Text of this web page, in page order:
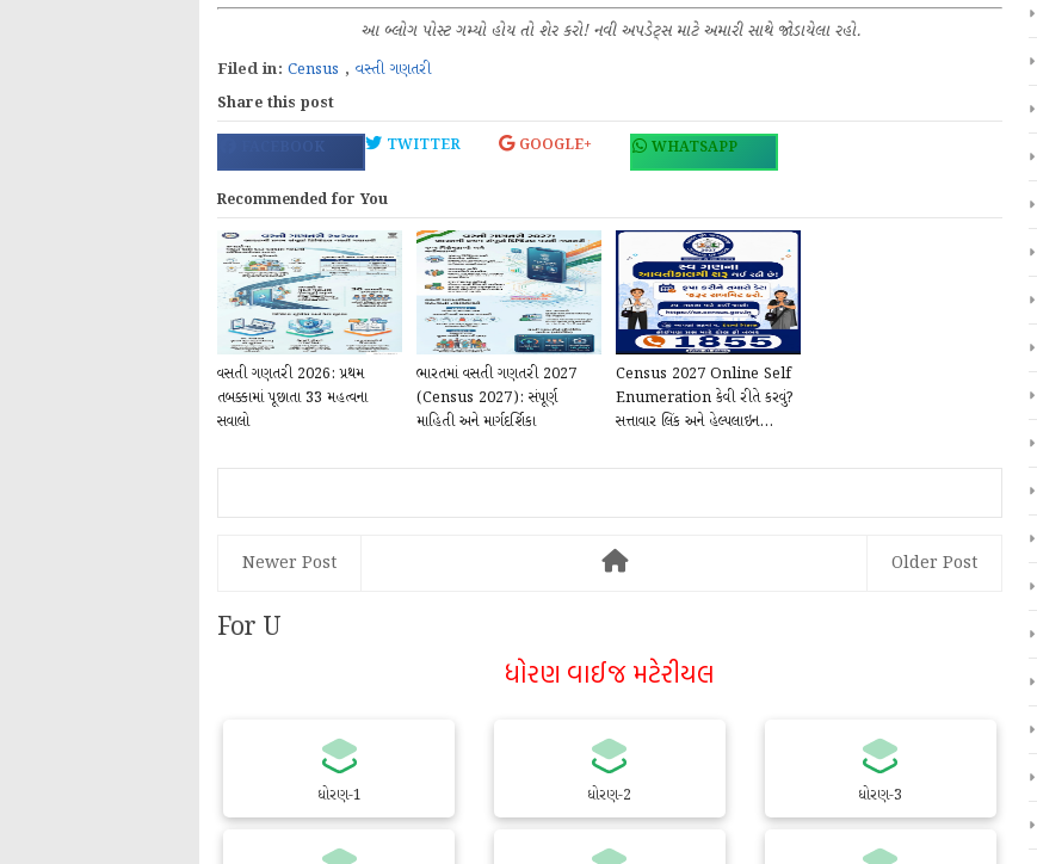
આ બ્લોગ પોસ્ટ ગમ્યો હોય તો શેર કરો! નવી અપડેટ્સ માટે અમારી સાથે જોડાયેલા રહો.
Filed in: Census , વસ્તી ગણતરી
Share this post
FACEBOOK TWITTER GOOGLE+ WHATSAPP
Recommended for You
વસતી ગણતરી 2026: પ્રથમ
તબક્કામાં પૂછાતા 33 મહત્વના
સવાલો
ભારતમાં વસતી ગણતરી 2027
(Census 2027): સંપૂર્ણ
માહિતી અને માર્ગદર્શિકા
Census 2027 Online Self
Enumeration કેવી રીતે કરવું?
સત્તાવાર લિંક અને હેલ્પલાઇન...
Newer Post Older Post
For U
ધોરણ વાઈજ મટેરીયલ
ધોરણ-1 ધોરણ-2 ધોરણ-3